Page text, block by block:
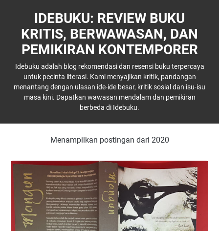
IDEBUKU: REVIEW BUKU
KRITIS, BERWAWASAN, DAN
PEMIKIRAN KONTEMPORER
Idebuku adalah blog rekomendasi dan resensi buku terpercaya
untuk pecinta literasi. Kami menyajikan kritik, pandangan
menantang dengan ulasan ide-ide besar, kritik sosial dan isu-isu
masa kini. Dapatkan wawasan mendalam dan pemikiran
berbeda di Idebuku.
Menampilkan postingan dari 2020